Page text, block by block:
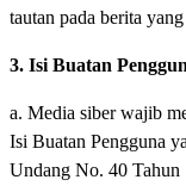
tautan pada berita
3. Isi Buatan
a. Media siber wajib
Isi Buatan Pengguna
Undang No. 40 Tahun